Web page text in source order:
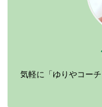
気軽に「ゆりやコー